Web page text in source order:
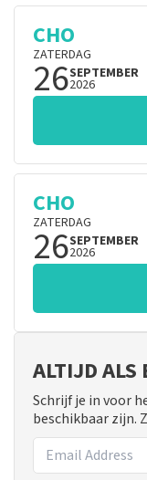
CHO
ZATERDAG
26SEPTEMBER
2026
CHO
ZATERDAG
26SEPTEMBER
2026
ALTIJD ALS
Schrijf je in voor
beschikbaar zijn.